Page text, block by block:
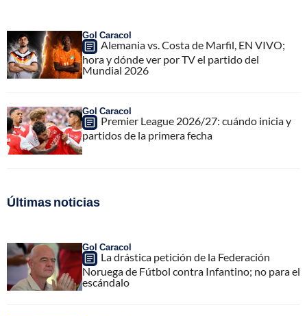
Gol Caracol
Alemania vs. Costa de Marfil, EN VIVO;
hora y dónde ver por TV el partido del
Mundial 2026
Gol Caracol
Premier League 2026/27: cuándo inicia y
partidos de la primera fecha
Últimas noticias
Gol Caracol
La drástica petición de la Federación
Noruega de Fútbol contra Infantino; no para el
escándalo